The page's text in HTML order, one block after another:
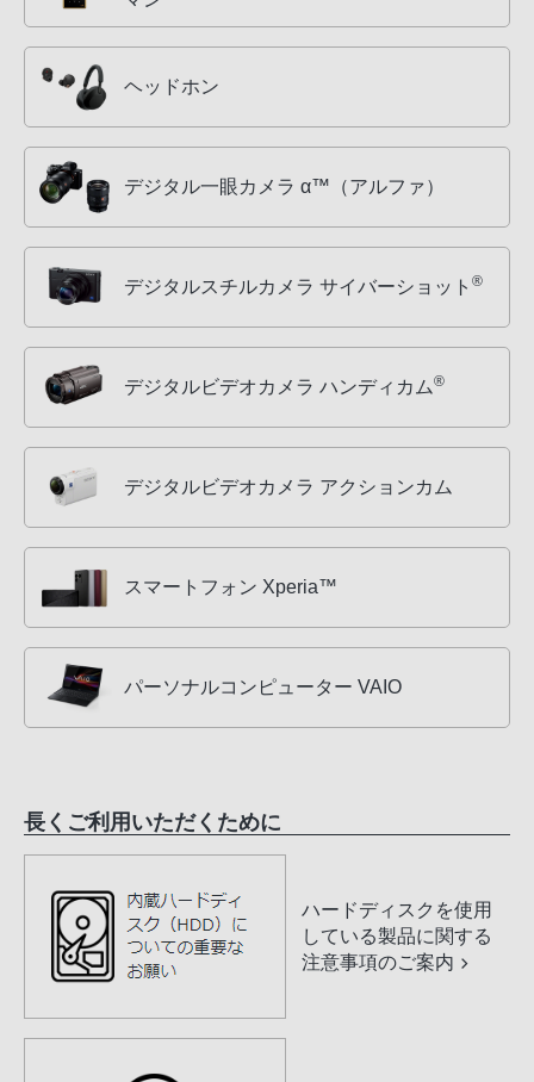
ヘッドホン
デジタル一眼カメラ α™（アルファ）
デジタルスチルカメラ サイバーショット ®
デジタルビデオカメラ ハンディカム®
デジタルビデオカメラ アクションカム
スマートフォン Xperia™
パーソナルコンピューター VAIO
長くご利用いただくために
ハードディスクを使用
している製品に関する
注意事項のご案内